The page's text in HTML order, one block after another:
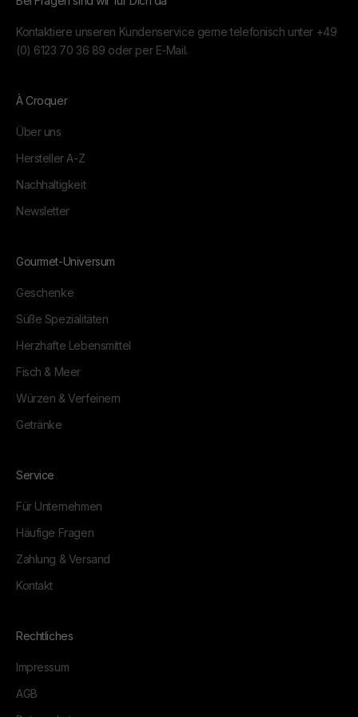
Kontaktiere unseren Kundenservice gerne telefonisch unter +49
(0) 6123 70 36 89 oder per E-Mail.
À Croquer
Über uns
Hersteller A-Z
Nachhaltigkeit
Newsletter
Gourmet-Universum
Geschenke
Süße Spezialitäten
Herzhafte Lebensmittel
Fisch & Meer
Würzen & Verfeinern
Getränke
Service
Für Unternehmen
Häufige Fragen
Zahlung & Versand
Kontakt
Rechtliches
Impressum
AGB